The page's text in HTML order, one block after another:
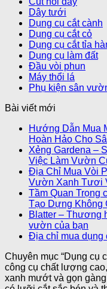
Dây tưới
Dụng cụ cắt cành
Dụng cụ cắt cỏ
Dụng cụ cắt tỉa
Dụng cụ làm đất
Đầu vòi phun
Máy thổi lá
Phụ kiện sân
Bài viết mới
Hướng Dẫn Mua
Hoàn Hảo Cho
Xẻng Gardena –
Việc Làm Vườn
Địa Chỉ Mua Vòi
Vườn Xanh Tươi
Tầm Quan Trọng
Tạo Dựng Không
Blatter – Thương
vườn của bạn
Địa chỉ mua dụng
Chuyên mục “Dụng cụ
công cụ chất lượng
xanh mướt và gọn